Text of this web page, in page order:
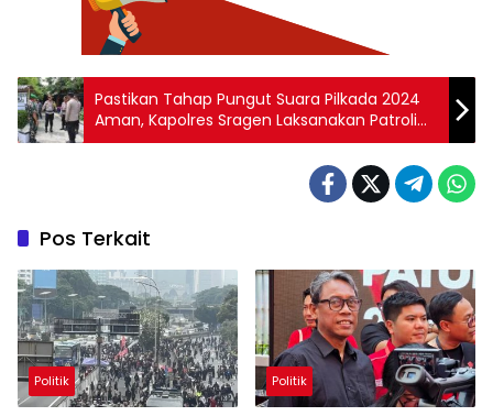
Pastikan Tahap Pungut Suara Pilkada 2024
Aman, Kapolres Sragen Laksanakan Patroli
Cipta Kondisi
Pos Terkait
Politik Politik